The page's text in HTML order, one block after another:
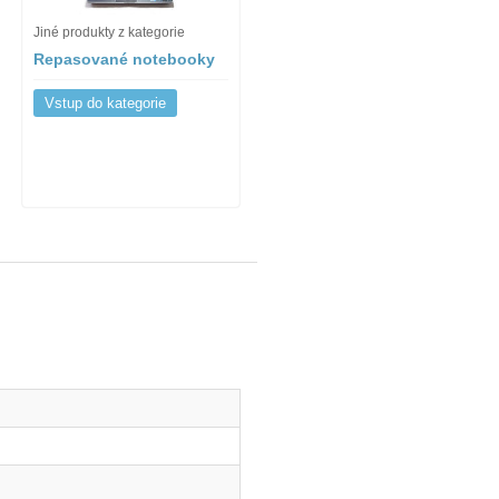
Jiné produkty z kategorie
Repasované notebooky
Vstup do kategorie